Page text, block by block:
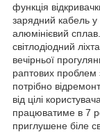
функція
зарядний кабель у
алюмінієвий
світлодіодний
вечірньої
раптових проблем
потрібно
від цілі
працюватиме в 7
приглушене біле